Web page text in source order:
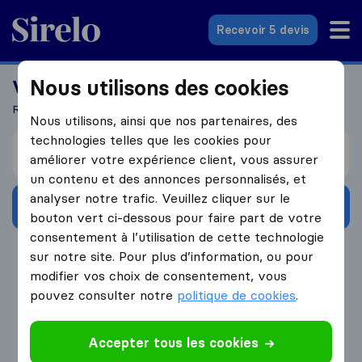
Sirelo.fr
Recevoir 5 devis
Vous recherchez un déménageur?
Recevez 5 devis en seulement 3 étapes
Je déménage de
Obtenir devis gratuits
4.3 793 Avis Google
Nous utilisons des cookies
Nous utilisons, ainsi que nos partenaires, des
technologies telles que les cookies pour
améliorer votre expérience client, vous assurer
un contenu et des annonces personnalisés, et
analyser notre trafic. Veuillez cliquer sur le
bouton vert ci-dessous pour faire part de votre
consentement à l’utilisation de cette technologie
sur notre site. Pour plus d’information, ou pour
modifier vos choix de consentement, vous
pouvez consulter notre politique de cookies.
Accepter tous les cookies